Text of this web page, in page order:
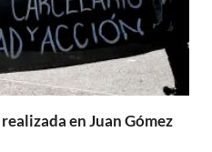
en Juan Gómez